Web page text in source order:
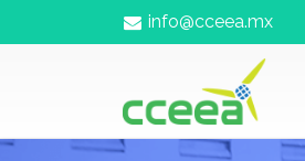
info@cceea.mx